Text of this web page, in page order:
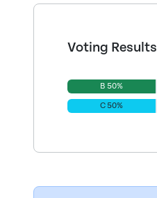
Voting Results
B 50%
C 50%